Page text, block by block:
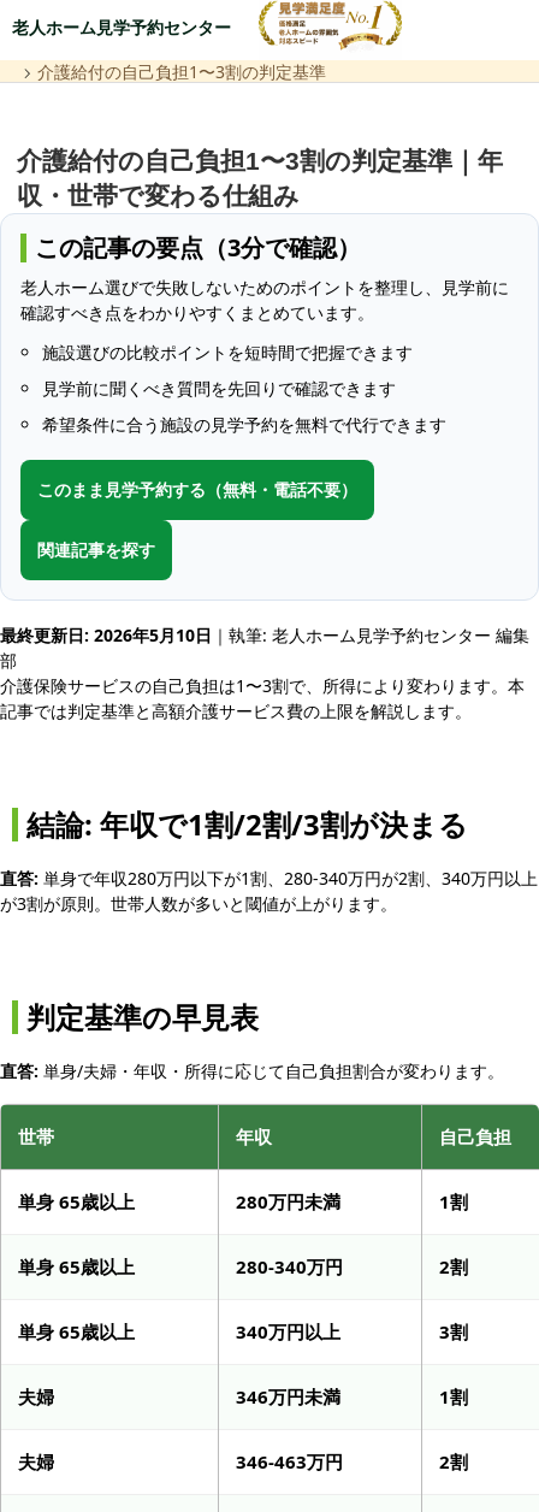
老人ホーム見学予約センター
介護給付の自己負担1〜3割の判定基準
介護給付の自己負担1〜3割の判定基準｜年
収・世帯で変わる仕組み
この記事の要点（3分で確認）
老人ホーム選びで失敗しないためのポイントを整理し、見学前に
確認すべき点をわかりやすくまとめています。
施設選びの比較ポイントを短時間で把握できます
見学前に聞くべき質問を先回りで確認できます
希望条件に合う施設の見学予約を無料で代行できます
このまま見学予約する（無料・電話不要）
関連記事を探す
最終更新日: 2026年5月10日 ｜執筆: 老人ホーム見学予約センター 編集
部
介護保険サービスの自己負担は1〜3割で、所得により変わります。本
記事では判定基準と高額介護サービス費の上限を解説します。
結論: 年収で1割/2割/3割が決まる
直答: 単身で年収280万円以下が1割、280-340万円が2割、340万円以上
が3割が原則。世帯人数が多いと閾値が上がります。
判定基準の早見表
直答: 単身/夫婦・年収・所得に応じて自己負担割合が変わります。
世帯 年収 自己負担
単身 65歳以上 280万円未満 1割
単身 65歳以上 280-340万円 2割
単身 65歳以上 340万円以上 3割
夫婦 346万円未満 1割
夫婦 346-463万円 2割